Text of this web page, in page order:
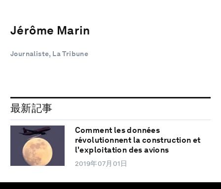
Jérôme Marin
Journaliste, La Tribune
最新記事
Comment les données
révolutionnent la construction et
l'exploitation des avions
2019年07月01日